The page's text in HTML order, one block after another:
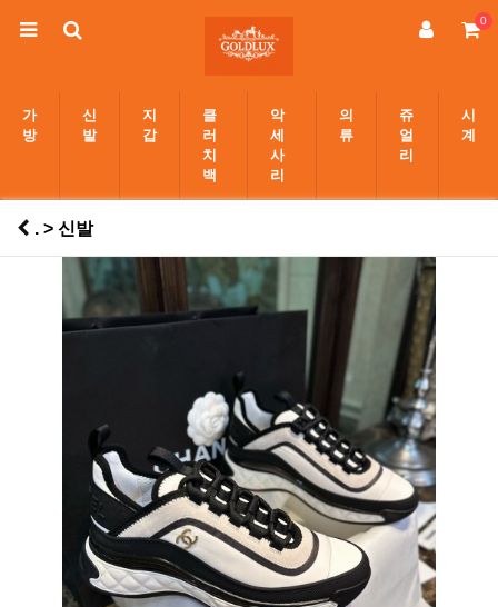
0
가
방
신
발
지
갑
클
러
치
백
악
세
사
리
의
류
쥬
얼
리
시
계
. > 신발